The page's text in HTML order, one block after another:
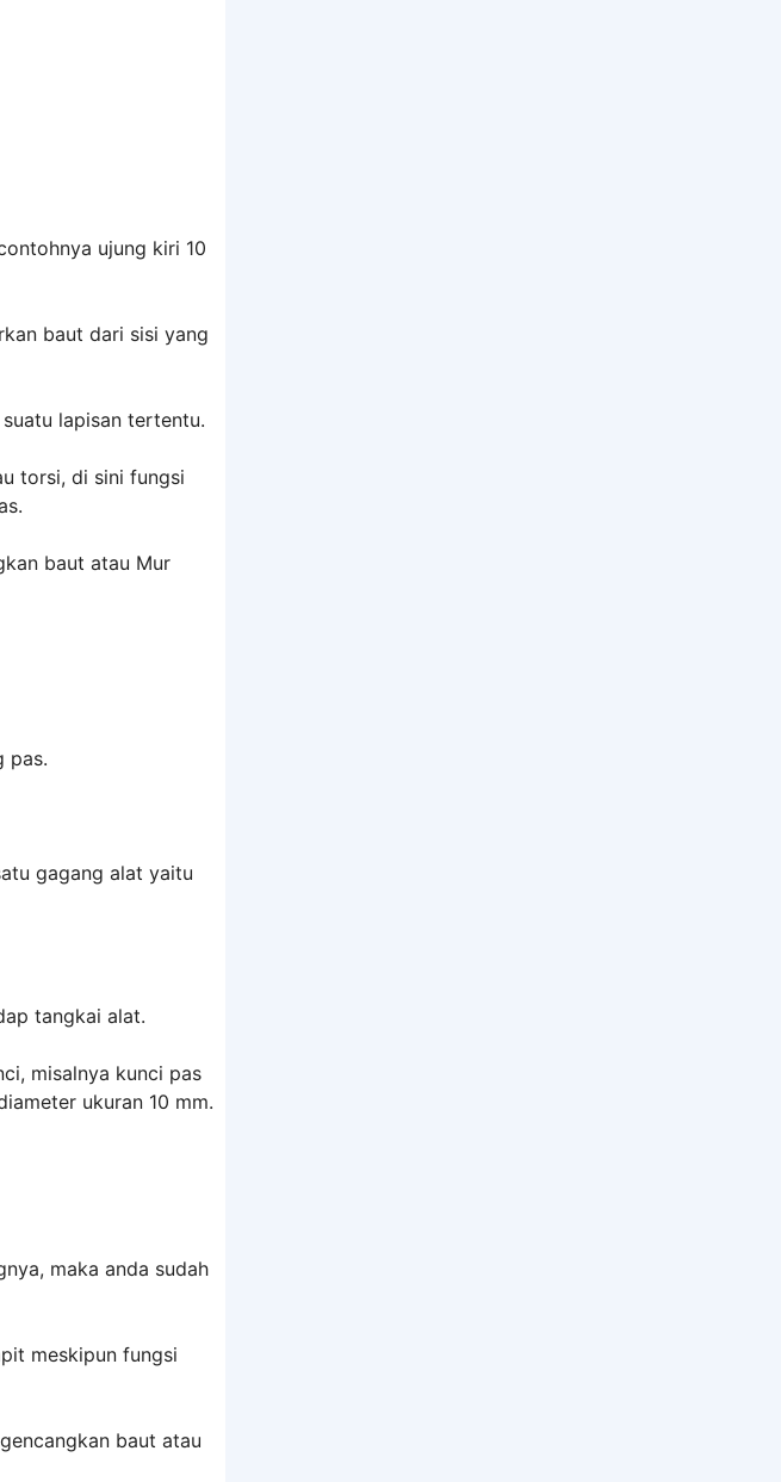
ujung kiri 10
baut dari sisi yang
lapisan tertentu.
torsi, di sini fungsi
baut atau Mur
pas.
gagang alat yaitu
tangkai alat.
misalnya kunci pas
ukuran 10 mm.
maka anda sudah
meskipun fungsi
baut atau